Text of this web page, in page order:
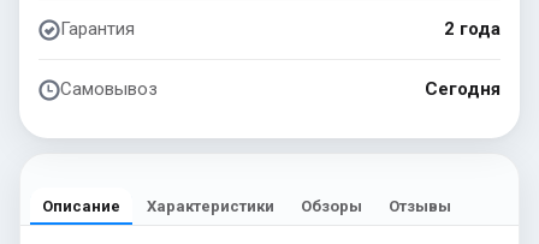
Гарантия 2 года
Самовывоз Сегодня
Описание Характеристики Обзоры Отзывы